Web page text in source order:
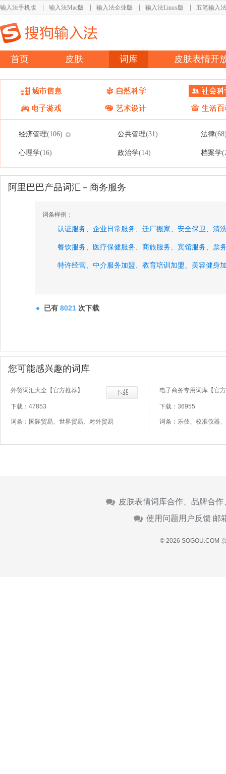
输入法手机版 输入法Mac版 输入法企业版 输入法Linux版 五笔输入法
首页 皮肤 词库 皮肤表情开
经济管理(106) 公共管理(31) 法律
心理学(16) 政治学(14) 档案学
阿里巴巴产品词汇－商务服务
词条样例：
认证服务、 企业日常服务、 迁厂搬家、 安全保卫、 清
餐饮服务、 医疗保健服务、 商旅服务、 宾馆服务、 票
特许经营、 中介服务加盟、 教育培训加盟、 美容健身
已有 8021 次下载
您可能感兴趣的词库
外贸词汇大全【官方推荐】
下载：47853
词条：国际贸易、世界贸易、对外贸易
电子商务专用词库【官
下载：36955
词条：乐伎、校准仪器
皮肤表情词库合作、品牌合
使用问题用户反馈 邮
© 2026 SOGOU.COM